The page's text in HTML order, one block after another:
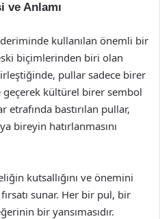
ve Anlamı
kullanılan önemli bir
biçimlerinden biri olan
pullar sadece birer
geçerek kültürel birer sembol
etrafında bastırılan pullar,
bireyin hatırlanmasını
kutsallığını ve önemini
sunar. Her bir pul, bir
bir yansımasıdır.